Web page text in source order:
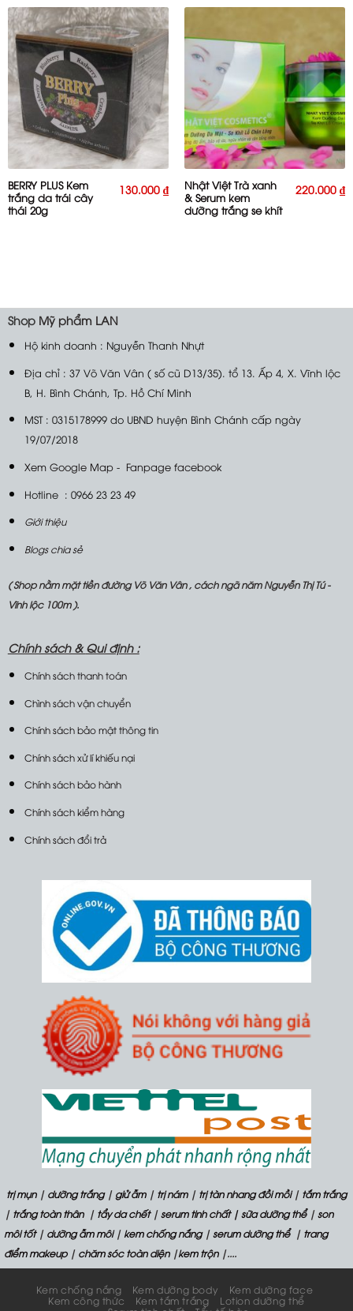
BERRY PLUS Kem
trắng da trái cây
thái 20g
130.000₫
Nhật Việt Trà xanh
& Serum kem
dưỡng trắng se khít
220.000₫
Shop Mỹ phẩm LAN
Hộ kinh doanh : Nguyễn Thanh Nhựt
Địa chỉ : 37 Võ Văn Vân ( số cũ D13/35). tổ 13. Ấp 4, X. Vĩnh lộc
B, H. Bình Chánh, Tp. Hồ Chí Minh
MST : 0315178999 do UBND huyện Bình Chánh cấp ngày
19/07/2018
Xem Google Map- Fanpage facebook
Hotline : 0966 23 23 49
Giới thiệu
Blogs chia sẻ
( Shop nằm mặt tiền đường Võ Văn Vân , cách ngã năm Nguyễn Thị Tú -
Vĩnh lộc 100m ).
Chính sách &Qui định :
Chính sách thanh toán
Chình sách vận chuyển
Chính sách bảo mật thông tin
Chính sách xử lí khiếu nại
Chính sách bảo hành
Chính sách kiểm hàng
Chính sách đổi trả
trị mụn| dưỡng trắng| giử ẫm| trị nám| trị tàn nhang đồi mồi| tắm trắng
| trắng toàn thân| tẩy da chết|serum tinh chất | sữa dưỡng thể |son
môi tốt| dưỡng ẫm môi| kem chống nắng|serum dưỡng thể | trang
điểm makeup| chăm sóc toàn diện|kem trộn|....
Kem chống nắng Kem dưỡng body
Kem dưỡng face
Kem công thức
Kem tắm trắng
Lotion dưỡng thể